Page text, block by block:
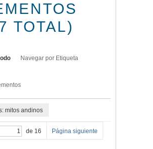
TOTAL)
Navegar por Etiqueta
mitos andinos
de 16 Página siguiente